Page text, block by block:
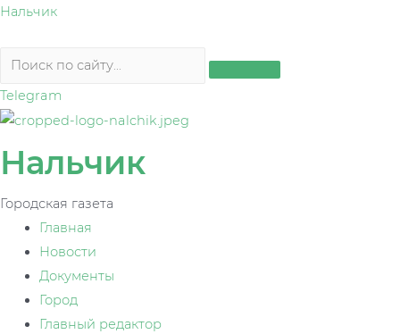
Перейти
содержимому
Нальчик
Telegram
Нальчик
Городская газета
Главная
Новости
Документы
Город
Главный редактор